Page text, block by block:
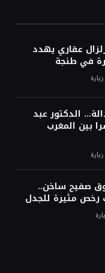
عقاري يهدد
في طنجة
زيارة
الدكتور عبد
بين المغرب
زيارة
صفيح ساخن..
رخص مثيرة للجدل